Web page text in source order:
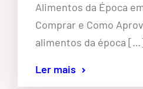
Alimentos da Época
Comprar e Como
alimentos da época
Ler mais